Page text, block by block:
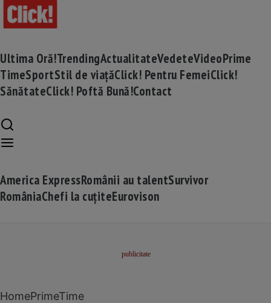
Ultima Oră!TrendingActualitateVedeteVideoPrime
TimeSportStil de viațăClick! Pentru FemeiClick!
SănătateClick! Poftă Bună!Contact
America ExpressRomânii au talentSurvivor
RomâniaChefi la cuțiteEurovison
HomePrimeTime